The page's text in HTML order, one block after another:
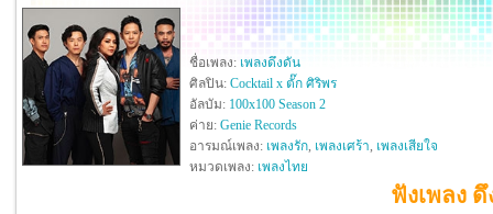
ชื่อเพลง: เพลงดึงดัน
ศิลปิน: Cocktail x ตั๊ก ศิริพร
อัลบัม: 100x100 Season 2
ค่าย: Genie Records
อารมณ์เพลง: เพลงรัก, เพลงเศร้า, เพลงเสียใจ
หมวดเพลง: เพลงไทย
ฟังเพลง